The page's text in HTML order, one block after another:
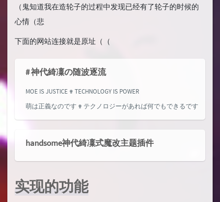
（鬼知道我在造轮子的过程中发现已经有了轮子的时候的
心情（悲
下面的网站连接就是原址（（
# 神代綺凜の随波逐流
MOE IS JUSTICE ✟ TECHNOLOGY IS POWER
萌は正義なのです ✟ テクノロジーがあれば何でもできるです
handsome神代綺凜式魔改主题插件
实现的功能